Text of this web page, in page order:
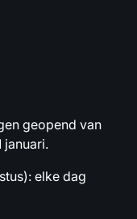
geopend van
januari.
elke dag